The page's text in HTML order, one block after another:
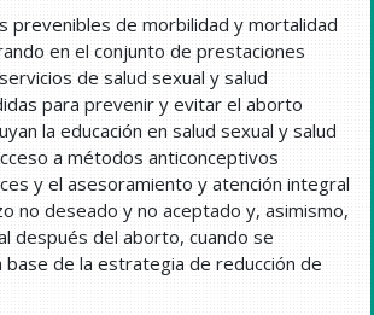
prevenibles de morbilidad y mortalidad
en el conjunto de prestaciones
de salud sexual y salud
para prevenir y evitar el aborto
la educación en salud sexual y salud
a métodos anticonceptivos
y el asesoramiento y atención integral
no deseado y no aceptado y, asimismo,
después del aborto, cuando se
de la estrategia de reducción de